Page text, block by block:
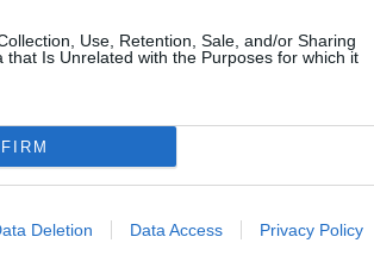
Use, Retention, Sale, and/or Sharing
that Is Unrelated with the Purposes for which it
Deletion Data Access Privacy Policy